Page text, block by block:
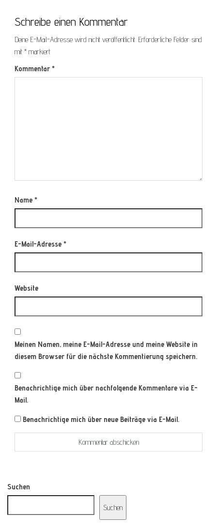
Schreibe einen Kommentar
Deine E-Mail-Adresse wird nicht veröffentlicht. Erforderliche Felder sind
mit * markiert
Kommentar *
Name *
E-Mail-Adresse *
Website
Meinen Namen, meine E-Mail-Adresse und meine Website in
diesem Browser für die nächste Kommentierung speichern.
Benachrichtige mich über nachfolgende Kommentare via E-
Mail.
Benachrichtige mich über neue Beiträge via E-Mail.
Suchen
Suchen